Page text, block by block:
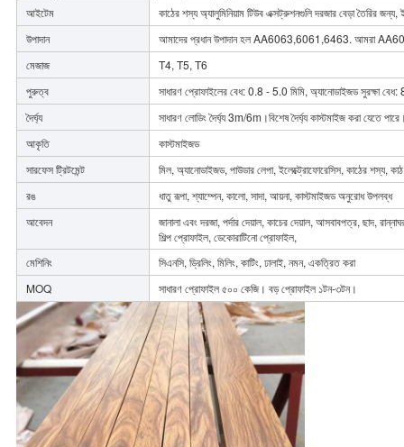
আইটেম
কাঠের শস্য অ্যালুমিনিয়াম টিউব এক্সট্রুশনগুলি দরজার বেড়া তৈরির
উপাদান
আমাদের প্রধান উপাদান হল AA6063,6061,6463. আমরা
মেজাজ
T4, T5, T6
পুরুত্ব
সাধারণ প্রোফাইলের বেধ: 0.8 - 5.0 মিমি, অ্যানোডাইজড সুরক্ষা
দৈর্ঘ্য
সাধারণ লোডিং দৈর্ঘ্য 3m/6m।বিশেষ দৈর্ঘ্য কাস্টমাইজ করা যেতে
আকৃতি
কাস্টমাইজড
সারফেস ট্রিটমেন্ট
মিল, অ্যানোডাইজড, পাউডার লেপা, ইলেক্ট্রোফোরেসিস, কাঠের শস্য,
রঙ
ধাতু রূপা, শ্যাম্পেন, কালো, সাদা, আয়না, কাস্টমাইজড অনুরোধ উপলব্ধ
আবেদন
জানালা এবং দরজা, পর্দার দেয়াল, কাচের দেয়াল, আসবাবপত্র, ছাদ,
শিল্প প্রোফাইল, ডেকোরাটিনো প্রোফাইল,
মেশিনিং
সিএনসি, ড্রিলিং, মিলিং, কাটিং, ঢালাই, নমন, একত্রিত করা
MOQ
সাধারণ প্রোফাইল ৫০০ কেজি। বড় প্রোফাইল ১টন-৩টন।